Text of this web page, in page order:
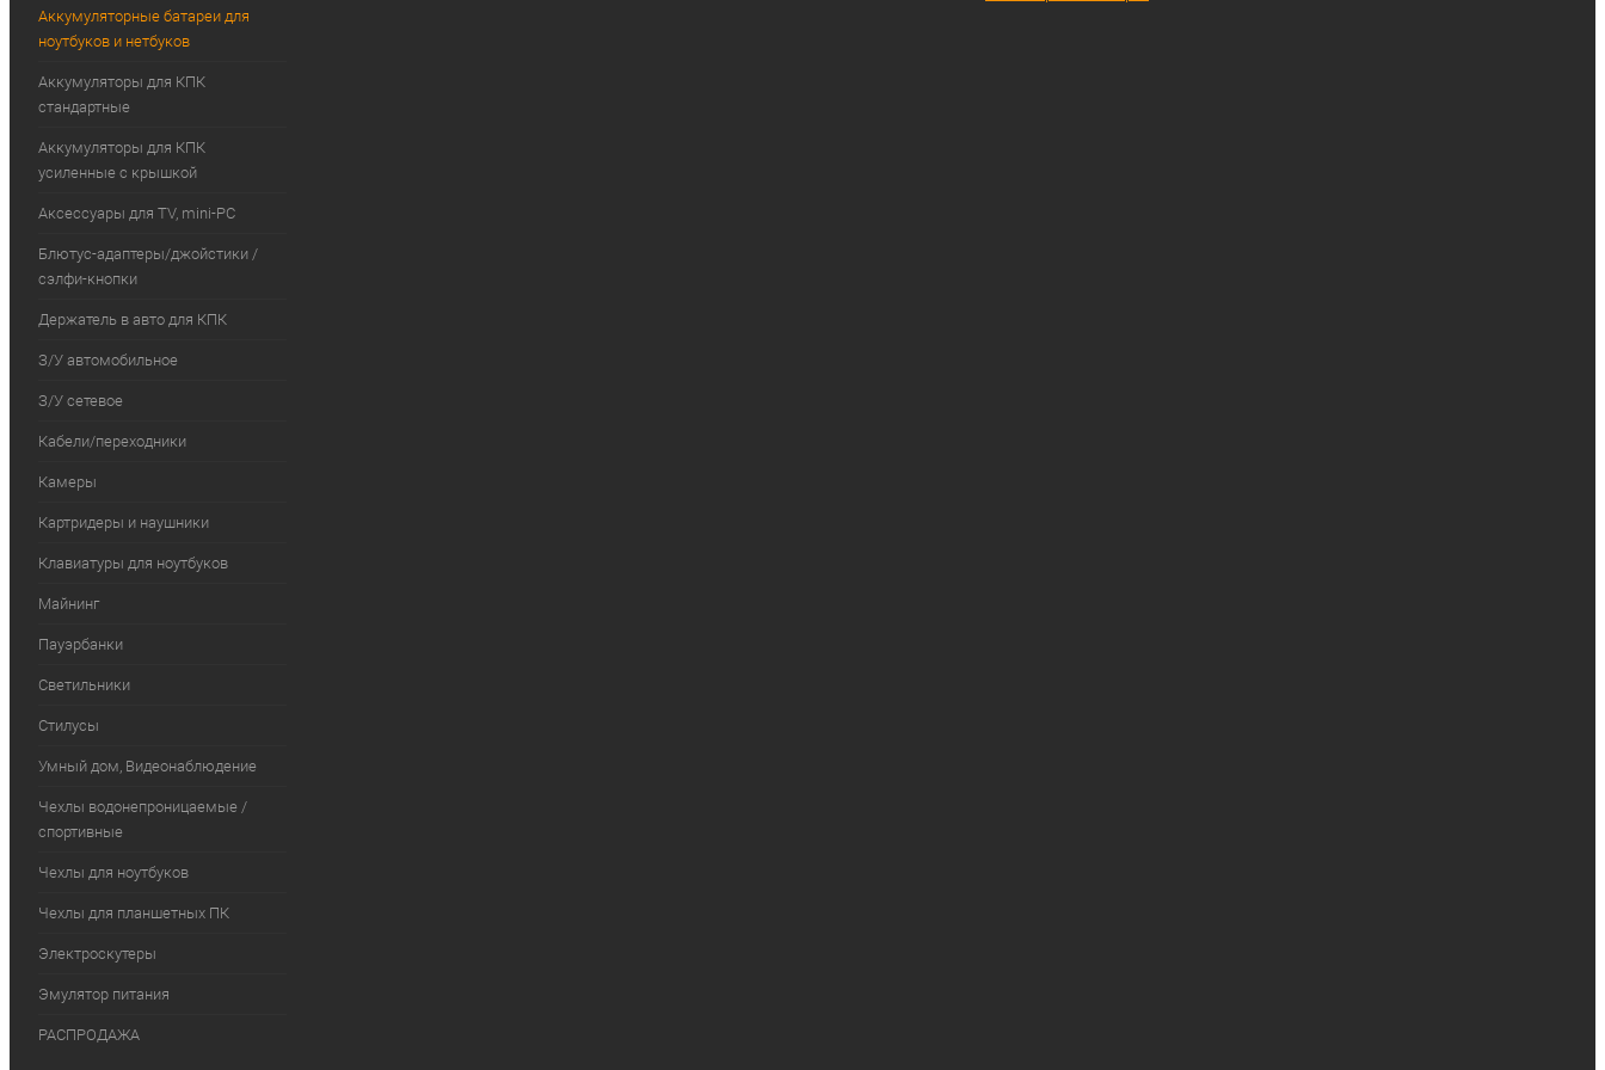
Аккумуляторные батареи для
ноутбуков и нетбуков
Аккумуляторы для КПК
стандартные
Аккумуляторы для КПК
усиленные с крышкой
Аксессуары для TV, mini-PC
Блютус-адаптеры/джойстики /
сэлфи-кнопки
Держатель в авто для КПК
З/У автомобильное
З/У сетевое
Кабели/переходники
Камеры
Картридеры и наушники
Клавиатуры для ноутбуков
Майнинг
Пауэрбанки
Светильники
Стилусы
Умный дом, Видеонаблюдение
Чехлы водонепроницаемые /
спортивные
Чехлы для ноутбуков
Чехлы для планшетных ПК
Электроскутеры
Эмулятор питания
РАСПРОДАЖА